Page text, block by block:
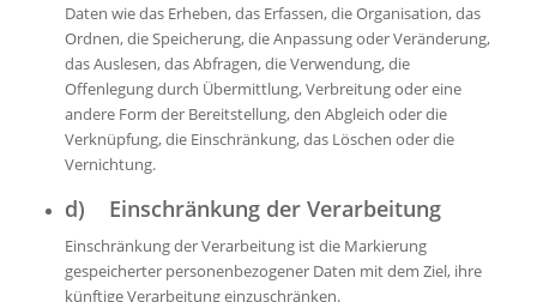
Daten wie das Erheben, das Erfassen, die Organisation, das
Ordnen, die Speicherung, die Anpassung oder Veränderung,
das Auslesen, das Abfragen, die Verwendung, die
Offenlegung durch Übermittlung, Verbreitung oder eine
andere Form der Bereitstellung, den Abgleich oder die
Verknüpfung, die Einschränkung, das Löschen oder die
Vernichtung.
d) Einschränkung der Verarbeitung
Einschränkung der Verarbeitung ist die Markierung
gespeicherter personenbezogener Daten mit dem Ziel, ihre
künftige Verarbeitung einzuschränken.